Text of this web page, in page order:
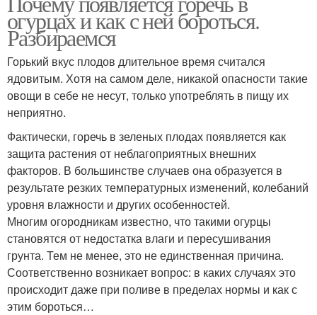
огурцах и как с ней бороться.
Разбираемся
Горький вкус плодов длительное время считался
ядовитым. Хотя на самом деле, никакой опасности такие
овощи в себе не несут, только употреблять в пищу их
неприятно.
Фактически, горечь в зеленых плодах появляется как
защита растения от неблагоприятных внешних
факторов. В большинстве случаев она образуется в
результате резких температурных изменений, колебаний
уровня влажности и других особенностей.
Многим огородникам известно, что такими огурцы
становятся от недостатка влаги и пересушивания
грунта. Тем не менее, это не единственная причина.
Соответственно возникает вопрос: в каких случаях это
происходит даже при поливе в пределах нормы и как с
этим бороться…